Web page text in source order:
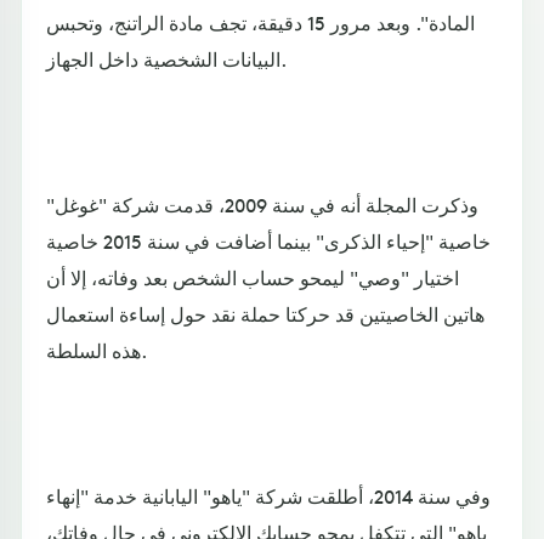
المادة". وبعد مرور 15 دقيقة، تجف مادة الراتنج، وتحبس
البيانات الشخصية داخل الجهاز.
وذكرت المجلة أنه في سنة 2009، قدمت شركة "غوغل"
خاصية "إحياء الذكرى" بينما أضافت في سنة 2015 خاصية
اختيار "وصي" ليمحو حساب الشخص بعد وفاته، إلا أن
هاتين الخاصيتين قد حركتا حملة نقد حول إساءة استعمال
هذه السلطة.
وفي سنة 2014، أطلقت شركة "ياهو" اليابانية خدمة "إنهاء
ياهو" التي تتكفل بمحو حسابك الإلكتروني في حال وفاتك،